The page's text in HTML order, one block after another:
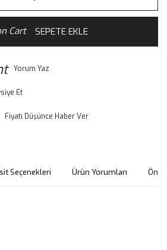
SEPETE EKLE
Yorum Yaz
Et
Fiyatı Düşünce Haber Ver
Seçenekleri Ürün Yorumları